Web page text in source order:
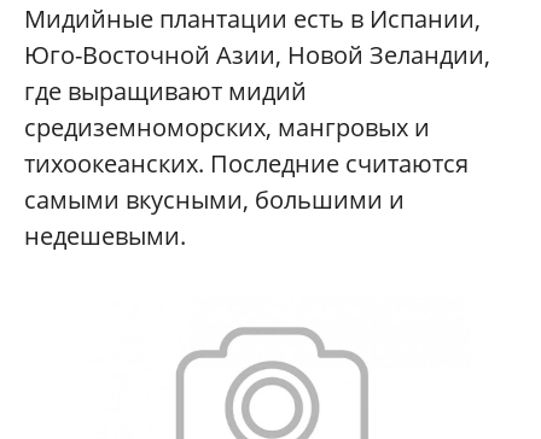
Мидийные плантации есть в Испании,
Юго-Восточной Азии, Новой Зеландии,
где выращивают мидий
средиземноморских, мангровых и
тихоокеанских. Последние считаются
самыми вкусными, большими и
недешевыми.